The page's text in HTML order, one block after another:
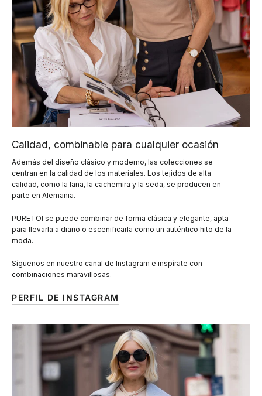
Calidad, combinable para cualquier ocasión
Además del diseño clásico y moderno, las colecciones se
centran en la calidad de los materiales. Los tejidos de alta
calidad, como la lana, la cachemira y la seda, se producen en
parte en Alemania.
PURETOI se puede combinar de forma clásica y elegante, apta
para llevarla a diario o escenificarla como un auténtico hito de la
moda.
Síguenos en nuestro canal de Instagram e inspírate con
combinaciones maravillosas.
PERFIL DE INSTAGRAM